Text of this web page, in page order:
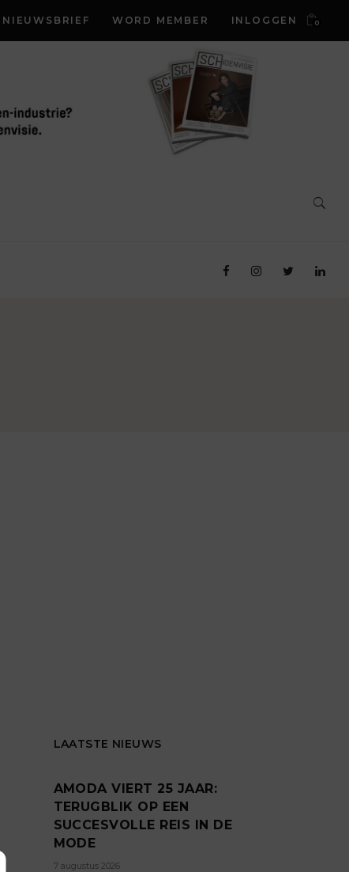
NIEUWSBRIEF WORD MEMBER INLOGGEN 0
LAATSTE NIEUWS
AMODA VIERT 25 JAAR:
TERUGBLIK OP EEN
SUCCESVOLLE REIS IN DE
MODE
7 augustus 2026